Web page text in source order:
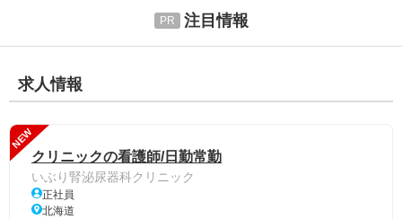
注目情報
求人情報
NEW
クリニックの看護師/日勤常勤
いぶり腎泌尿器科クリニック
正社員
北海道